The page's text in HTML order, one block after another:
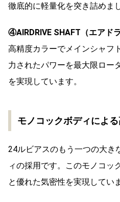
徹底的に軽量化を突き詰めま
④AIRDRIVE SHAFT（エアド
高精度カラーでメインシャフ
力されたパワーを最大限ロー
を実現しています。
モノコックボディによ
24ルビアスのもう一つの大き
ィの採用です。このモノコッ
と優れた気密性を実現してい